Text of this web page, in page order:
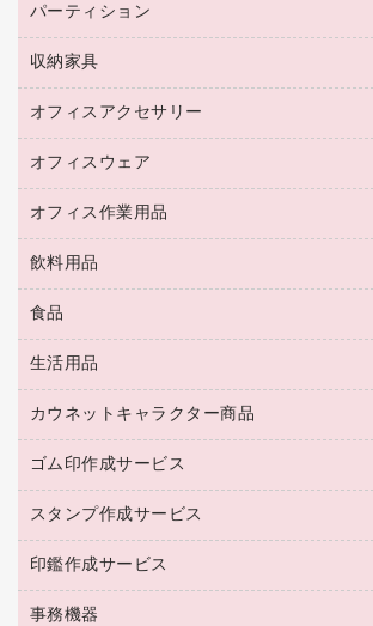
コピー用紙
インクジェットプリンタ用紙
ネットワーク／ＬＡＮアクセサリー
セキュリティ用品
スマートフォン／モバイル周辺機器
ＵＳＢハブ／ＵＳＢアクセサリー
ＯＡフィルター
ＯＡクリーナー／エアダスター
ＨＤＤ／ＳＳＤ
ディスプレイモニター
デジタルカメラ
スキャナー
コピー機
インクジェットプリンタ／複合機
メディア収納用品
オフィスチェア
ミーティングテーブル
デスク
カウンター
パーティション
ホワイトボード・黒板
収納家具
保管庫・書庫
ロッカー・下駄箱
その他収納
オフィスアクセサリー
オフィスアクセサリー
オフィスウェア
医療・介護・ワーキングウェア
ブラウス・シャツ
アウター
オフィス作業用品
養生用品
防災用備蓄食品・飲料
台車・脚立
倉庫収納用品
作業用雑貨
梱包用品
梱包用テープ
工場用品
飲料用品
緑茶飲料
茶葉・インスタント
紅茶・バラエティ飲料
レギュラーコーヒー
ミルク・シュガー
ソフトドリンク
コーヒーメーカー・備品
インスタントコーヒー
食品
食品
生活用品
浴室用品
台所用洗剤
掃除用品
掃除用洗剤
洗濯用品
カウネットキャラクター商品
カウネットキャラクター商品
ゴム印作成サービス
ゴム印作成サービス
ゴム印（一行印）作成サービス
ゴム印（フリーサイズ印）作成サービス
スタンプ作成サービス
シヤチハタスタンプ作成サービス
カウネットスタンプ作成サービス
印鑑作成サービス
印鑑作成サービス
事務機器